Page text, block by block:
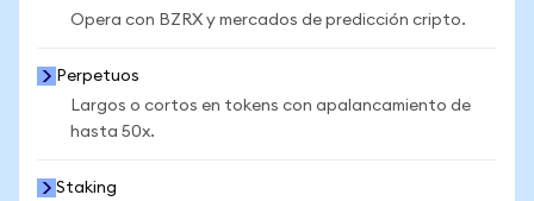
Opera con BZRX y mercados de predicción cripto.
Perpetuos
Largos o cortos en tokens con apalancamiento de
hasta 50x.
Staking